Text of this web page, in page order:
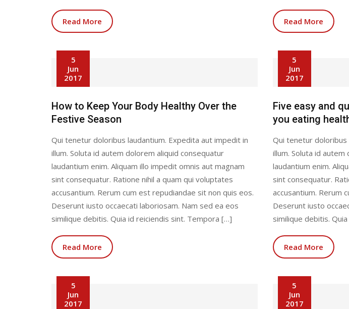
Read More Read More
5
Jun
2017
How to Keep Your Body Healthy Over the
Festive Season
Qui tenetur doloribus laudantium. Expedita aut impedit in
illum. Soluta id autem dolorem aliquid consequatur
laudantium enim. Aliquam illo impedit omnis aut magnam
sint consequatur. Ratione nihil a quam qui voluptates
accusantium. Rerum cum est repudiandae sit non quis eos.
Deserunt iusto occaecati laboriosam. Nam sed ea eos
similique debitis. Quia id reiciendis sint. Tempora […]
Read More
5
Jun
2017
Five easy and
you eating
Qui tenetur doloribus
illum. Soluta id
laudantium enim.
sint consequatur.
accusantium. Rerum
Deserunt iusto
similique debitis.
Read More
5
Jun
2017
5
Jun
2017